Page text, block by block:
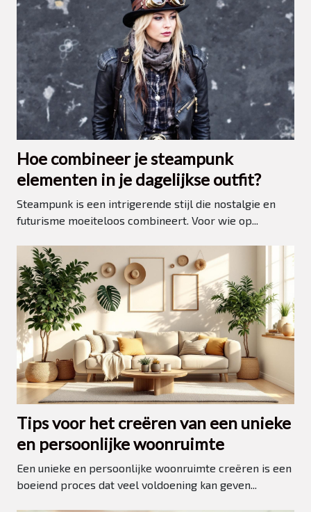
Hoe combineer je steampunk
elementen in je dagelijkse outfit?
Steampunk is een intrigerende stijl die nostalgie en
futurisme moeiteloos combineert. Voor wie op...
Tips voor het creëren van een unieke
en persoonlijke woonruimte
Een unieke en persoonlijke woonruimte creëren is een
boeiend proces dat veel voldoening kan geven...